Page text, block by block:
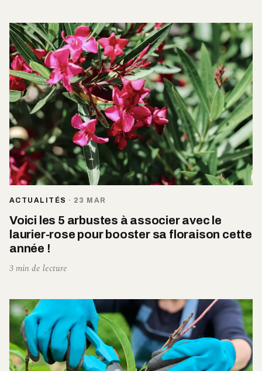
ACTUALITÉS · 23 MAR
Voici les 5 arbustes à associer avec le
laurier-rose pour booster sa floraison cette
année !
3 min de lecture